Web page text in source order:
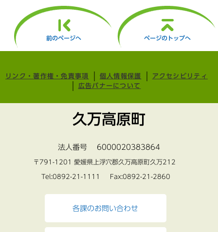
前のページへ ページのトップへ
リンク・著作権・免責事項 個人情報保護
アクセシビリティ
広告バナーについて
久万高原町
法人番号 6000020383864
〒791-1201 愛媛県上浮穴郡久万高原町久万212
Tel:0892-21-1111 Fax:0892-21-2860
各課のお問い合わせ